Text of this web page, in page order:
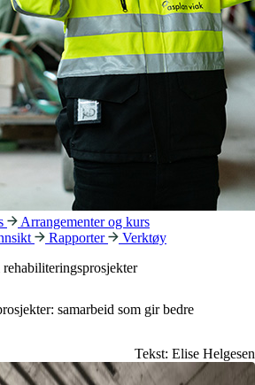
Arrangementer og kurs
Rapporter
Verktøy
samarbeid som gir bedre
Tekst: Elise Helgesen